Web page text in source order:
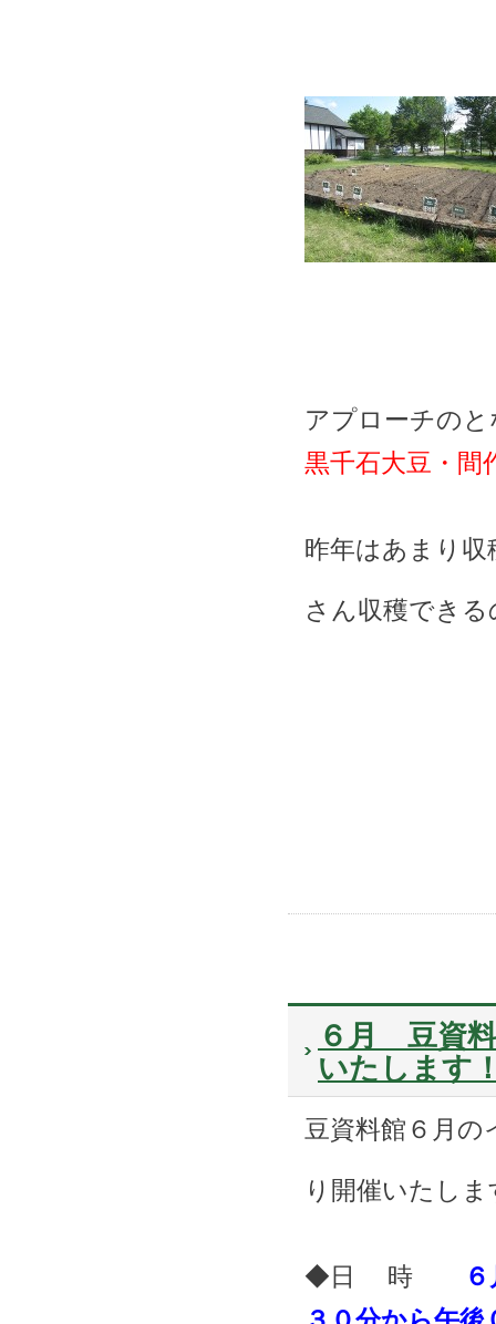
アプローチの
黒千石大豆・間
昨年はあまり
さん収穫でき
６月 豆資
いたします
豆資料館６月の
り開催いたしま
◆日 時